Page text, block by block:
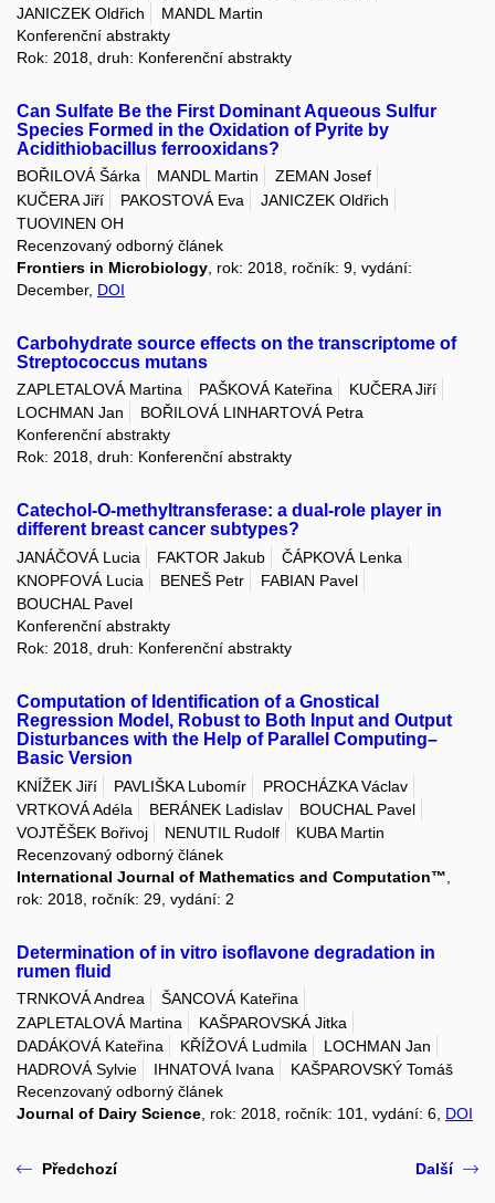
JANICZEK Oldřich
MANDL Martin
Konferenční abstrakty
Rok: 2018, druh: Konferenční abstrakty
Can Sulfate Be the First Dominant Aqueous Sulfur
Species Formed in the Oxidation of Pyrite by
Acidithiobacillus ferrooxidans?
BOŘILOVÁ Šárka MANDL Martin
ZEMAN Josef
KUČERA Jiří
PAKOSTOVÁ Eva
JANICZEK Oldřich
TUOVINEN OH
Recenzovaný odborný článek
Frontiers in Microbiology , rok: 2018, ročník: 9, vydání:
December, DOI
Carbohydrate source effects on the transcriptome of
Streptococcus mutans
ZAPLETALOVÁ Martina PAŠKOVÁ Kateřina
KUČERA Jiří
LOCHMAN Jan
BOŘILOVÁ LINHARTOVÁ Petra
Konferenční abstrakty
Rok: 2018, druh: Konferenční abstrakty
Catechol-O-methyltransferase: a dual-role player in
different breast cancer subtypes?
JANÁČOVÁ Lucia FAKTOR Jakub
ČÁPKOVÁ Lenka
KNOPFOVÁ Lucia
BENEŠ Petr
FABIAN Pavel
BOUCHAL Pavel
Konferenční abstrakty
Rok: 2018, druh: Konferenční abstrakty
Computation of Identification of a Gnostical
Regression Model, Robust to Both Input and Output
Disturbances with the Help of Parallel Computing–
Basic Version
KNÍŽEK Jiří PAVLIŠKA Lubomír
PROCHÁZKA Václav
VRTKOVÁ Adéla
BERÁNEK Ladislav
BOUCHAL Pavel
VOJTĚŠEK Bořivoj
NENUTIL Rudolf
KUBA Martin
Recenzovaný odborný článek
International Journal of Mathematics and Computation™
rok: 2018, ročník: 29, vydání: 2
Determination of in vitro isoflavone degradation in
rumen fluid
TRNKOVÁ Andrea
ŠANCOVÁ Kateřina
ZAPLETALOVÁ Martina
KAŠPAROVSKÁ Jitka
DADÁKOVÁ Kateřina
KŘÍŽOVÁ Ludmila
LOCHMAN Jan
HADROVÁ Sylvie
IHNATOVÁ Ivana
KAŠPAROVSKÝ Tomáš
Recenzovaný odborný článek
Journal of Dairy Science, rok: 2018, ročník: 101, vydání: 6, DOI
Předchozí Další